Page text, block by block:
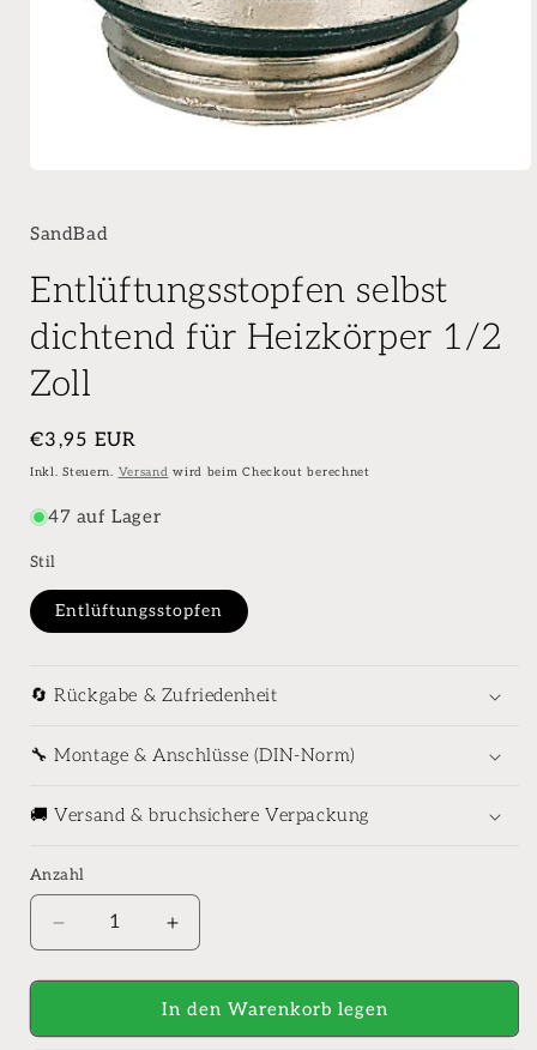
SandBad
Entlüftungsstopfen selbst
dichtend für Heizkörper 1/2
Zoll
Normaler
Preis
€3,95 EUR
Inkl. Steuern. Versand wird beim Checkout berechnet
47 auf Lager
Stil
Entlüftungsstopfen
🔄 Rückgabe & Zufriedenheit
🔧 Montage & Anschlüsse (DIN-Norm)
🚚 Versand & bruchsichere Verpackung
Anzahl
Anzahl
Verringere
die
Menge
Entlüftungsstopfen
Erhöhe
die
Menge
für
Entlüftungsstopfen
In den Warenkorb legen